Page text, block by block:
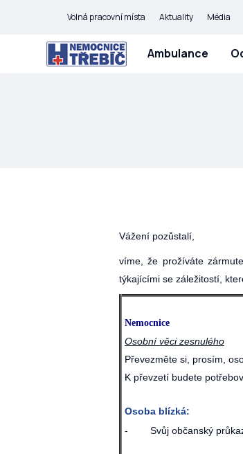
Volná pracovní místa Aktuality Média
Ambulance
Vážení pozůstalí,
víme, že prožíváte
týkajícími se záležitostí,
Nemocnice
Osobní věci zesnulého
Převezměte si, prosím,
K převzetí budete
Osoba blízká:
- Svůj občanský